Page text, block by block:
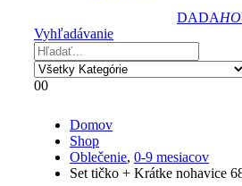
DADA
Vyhľadávanie
00
Domov
Shop
Oblečenie, 0-9 mesiacov
Set tičko + Krátke nohavice